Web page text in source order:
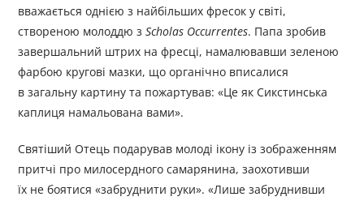
вважається однією з найбільших фресок у світі,
створеною молоддю зScholas Occurrentes. Папа зробив
завершальний штрих на фресці, намалювавши зеленою
фарбою кругові мазки, що органічно вписалися
в загальну картину та пожартував: «Це як Сикстинська
каплиця намальована вами».
Святіший Отець подарував молоді ікону із зображенням
притчі про милосердного самарянина, заохотивши
їх не боятися «забруднити руки». «Лише забруднивши